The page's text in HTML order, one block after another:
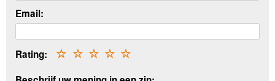
Email:
Rating: ☆
☆
☆
☆
☆